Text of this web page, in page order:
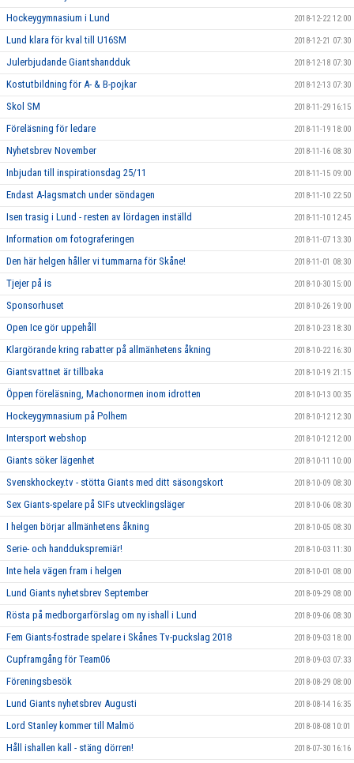
Hockeygymnasium i Lund 2018-12-22 12:00
Lund klara för kval till U16SM 2018-12-21 07:30
Julerbjudande Giantshandduk 2018-12-18 07:30
Kostutbildning för A- & B-pojkar 2018-12-13 07:30
Skol SM 2018-11-29 16:15
Föreläsning för ledare 2018-11-19 18:00
Nyhetsbrev November 2018-11-16 08:30
Inbjudan till inspirationsdag 25/11 2018-11-15 09:00
Endast A-lagsmatch under söndagen 2018-11-10 22:50
Isen trasig i Lund - resten av lördagen inställd 2018-11-10 12:45
Information om fotograferingen 2018-11-07 13:30
Den här helgen håller vi tummarna för Skåne! 2018-11-01 08:30
Tjejer på is 2018-10-30 15:00
Sponsorhuset 2018-10-26 19:00
Open Ice gör uppehåll 2018-10-23 18:30
Klargörande kring rabatter på allmänhetens åkning 2018-10-22 16:30
Giantsvattnet är tillbaka 2018-10-19 21:15
Öppen föreläsning, Machonormen inom idrotten 2018-10-13 00:35
Hockeygymnasium på Polhem 2018-10-12 12:30
Intersport webshop 2018-10-12 12:00
Giants söker lägenhet 2018-10-11 10:00
Svenskhockey.tv - stötta Giants med ditt säsongskort 2018-10-09 08:30
Sex Giants-spelare på SIFs utvecklingsläger 2018-10-06 08:30
I helgen börjar allmänhetens åkning 2018-10-05 08:30
Serie- och handdukspremiär! 2018-10-03 11:30
Inte hela vägen fram i helgen 2018-10-01 08:00
Lund Giants nyhetsbrev September 2018-09-29 08:00
Rösta på medborgarförslag om ny ishall i Lund 2018-09-06 08:30
Fem Giants-fostrade spelare i Skånes Tv-puckslag 2018 2018-09-03 18:00
Cupframgång för Team06 2018-09-03 07:33
Föreningsbesök 2018-08-29 08:00
Lund Giants nyhetsbrev Augusti 2018-08-14 16:35
Lord Stanley kommer till Malmö 2018-08-08 10:01
Håll ishallen kall - stäng dörren! 2018-07-30 16:16